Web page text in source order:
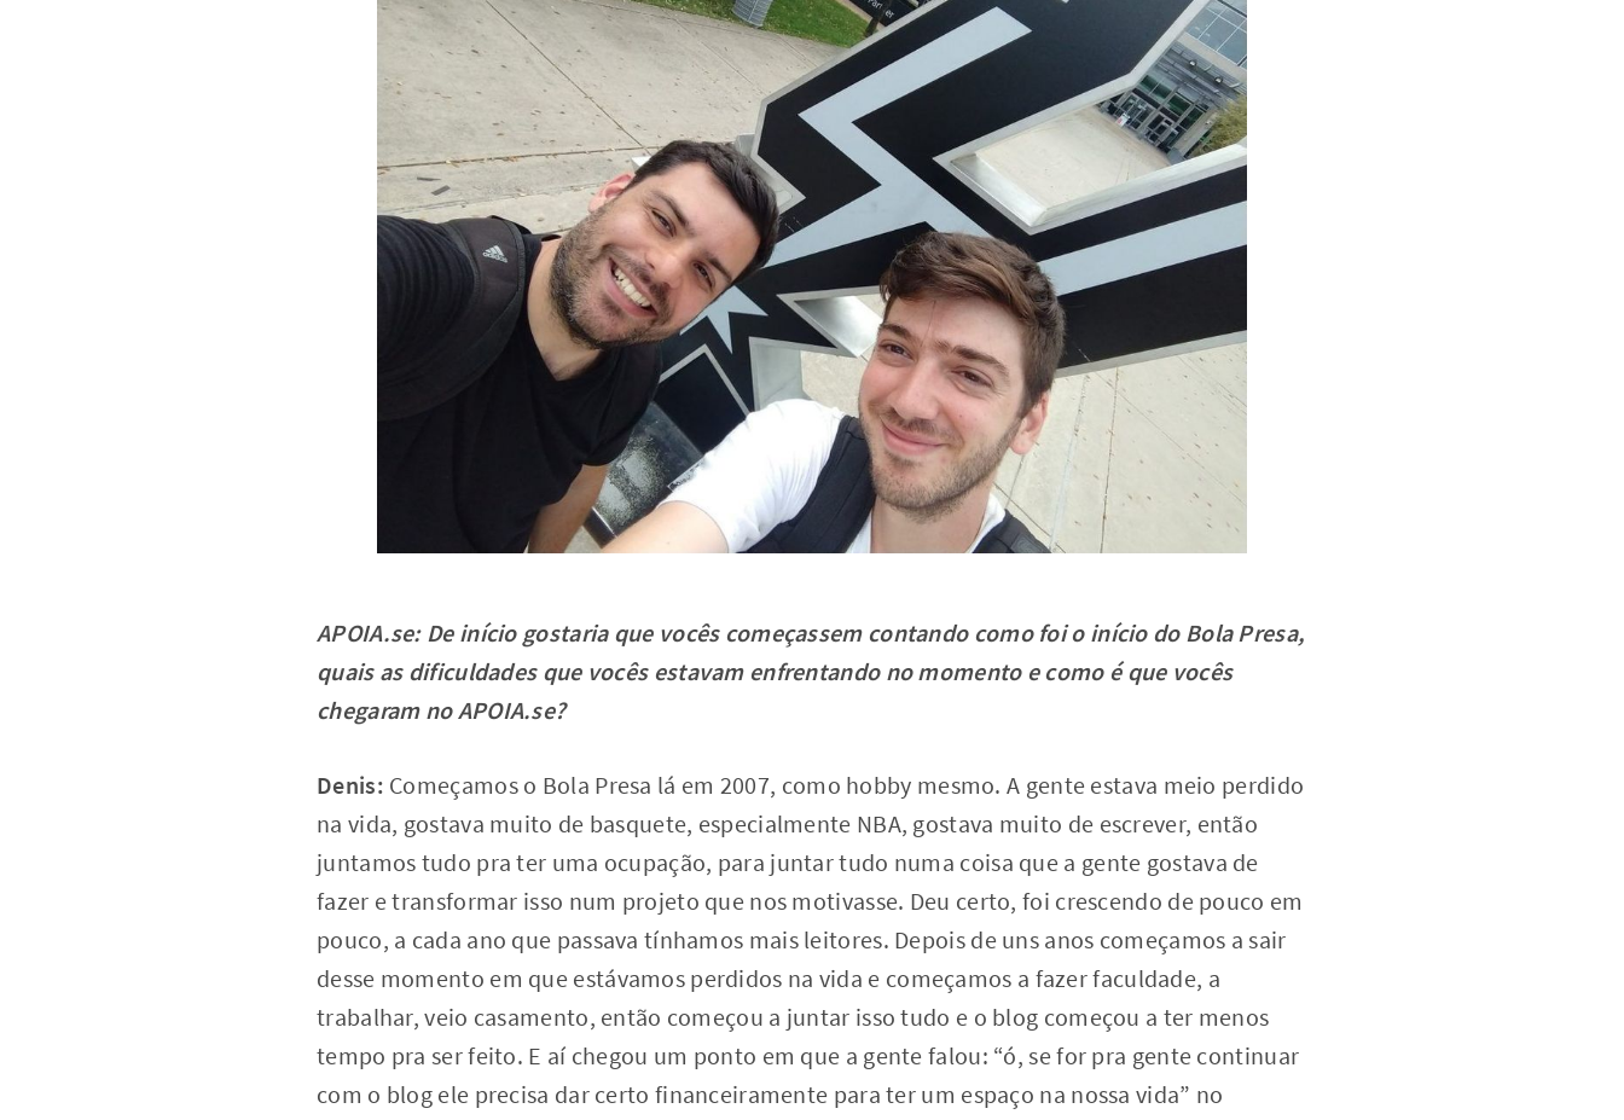
APOIA.se: De início gostaria que vocês começassem contando como foi o início do Bola Presa,
quais as dificuldades que vocês estavam enfrentando no momento e como é que vocês
chegaram no APOIA.se?
Denis: Começamos o Bola Presa lá em 2007, como hobby mesmo. A gente estava meio perdido
na vida, gostava muito de basquete, especialmente NBA, gostava muito de escrever, então
juntamos tudo pra ter uma ocupação, para juntar tudo numa coisa que a gente gostava de
fazer e transformar isso num projeto que nos motivasse. Deu certo, foi crescendo de pouco em
pouco, a cada ano que passava tínhamos mais leitores. Depois de uns anos começamos a sair
desse momento em que estávamos perdidos na vida e começamos a fazer faculdade, a
trabalhar, veio casamento, então começou a juntar isso tudo e o blog começou a ter menos
tempo pra ser feito. E aí chegou um ponto em que a gente falou: “ó, se for pra gente continuar
com o blog ele precisa dar certo financeiramente para ter um espaço na nossa vida” no